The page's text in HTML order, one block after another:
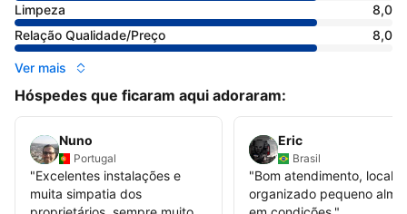
Limpeza
8,0
Relação Qualidade/Preço
8,0
Ver mais
Hóspedes que ficaram aqui adoraram:
Nuno
Portugal
"Excelentes instalações e
muita simpatia dos
Eric
Brasil
"Bom atendimento, local
organizado pequeno